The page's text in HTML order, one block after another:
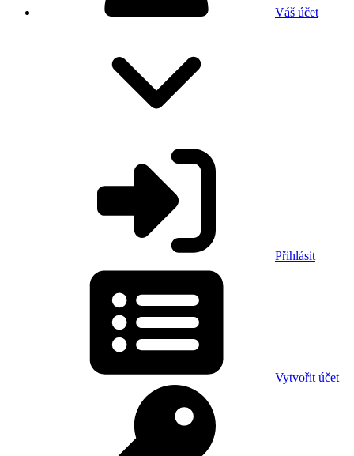
Váš účet
Přihlásit
Vytvořit účet